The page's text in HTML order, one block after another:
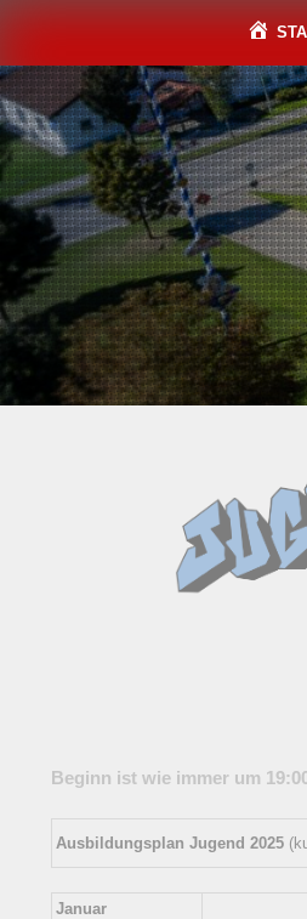
Beginn ist wie immer um
Ausbildungsplan Jugend 2025
Januar